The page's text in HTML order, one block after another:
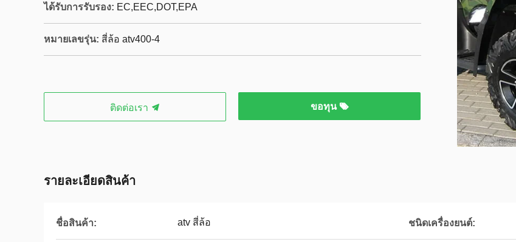
ได้รับการรับรอง: EC,EEC,DOT,EPA
หมายเลขรุ่น: สี่ล้อ atv400-4
ติดต่อเรา ขอทุน
รายละเอียดสินค้า
ชื่อสินค้า: atv สี่ล้อ ชนิดเครื่องยนต์: